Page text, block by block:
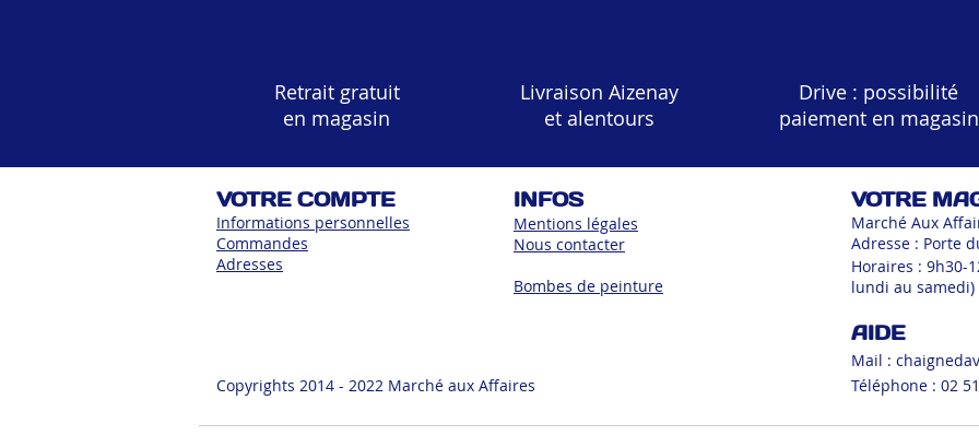
Retrait gratuit
en magasin
Livraison Aizenay
et alentours
Drive : possibilité
paiement en magasin
VOTRE COMPTE
Informations personnelles
Commandes
Adresses
INFOS
Mentions légales
Nous contacter
Bombes de peinture
Copyrights 2014 - 2022 Marché aux Affaires
VOTRE
Marché Aux
Adresse : Porte
Horaires : 9h30-
lundi au samedi)
AIDE
Mail :
Téléphone : 02